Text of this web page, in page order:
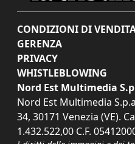
CONDIZIONI DI
GERENZA
PRIVACY
WHISTLEBLOWING
Nord Est Multimedia
Nord Est Multimedia
34, 30171 Venezia (VE).
1.432.522,00 C.F.